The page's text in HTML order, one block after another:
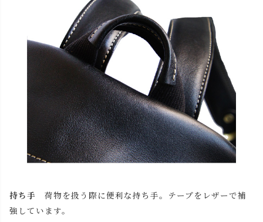
持ち手 荷物を扱う際に便利な持ち手。テープをレザーで補
強しています。